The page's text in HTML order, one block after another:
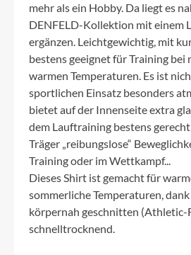
mehr als ein Hobby. Da liegt es
DENFELD-Kollektion mit einem
ergänzen. Leichtgewichtig, mit
bestens geeignet für Training bei
warmen Temperaturen. Es ist
sportlichen Einsatz besonders
bietet auf der Innenseite extra
dem Lauftraining bestens
Träger „reibungslose“
Training oder im Wettkampf...
Dieses Shirt ist gemacht für
sommerliche Temperaturen,
körpernah geschnitten (Athletic-
schnelltrocknend.